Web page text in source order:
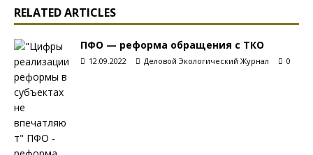
RELATED ARTICLES
ПФО — реформа обращения с ТКО
12.09.2022 Деловой Экологический Журнал 0